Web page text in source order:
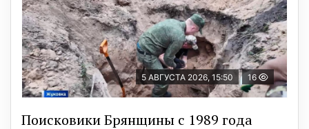
5 АВГУСТА 2026, 15:50 16
Поисковики Брянщины с 1989 года